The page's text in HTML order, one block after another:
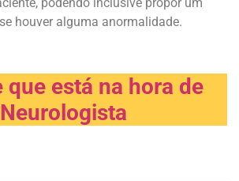
houver alguma anormalidade.
que está na hora de